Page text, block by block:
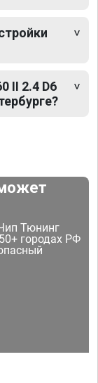
II 2.4 D6
Тюнинг
городах РФ